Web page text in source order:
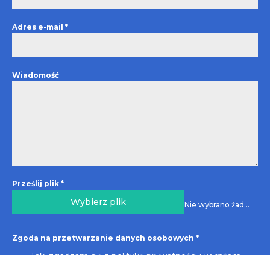
Adres e-mail *
Wiadomość
Prześlij plik *
Wybierz plik Nie wybrano żadnego pliku
Zgoda na przetwarzanie danych osobowych *